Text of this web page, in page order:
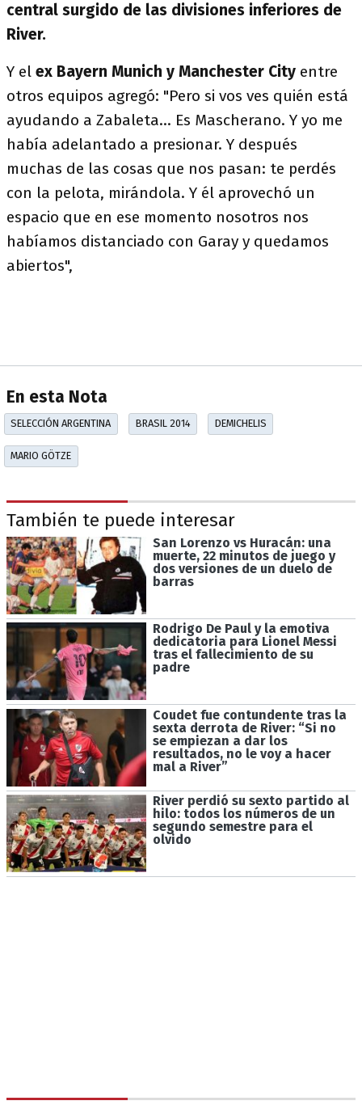
central surgido de las divisiones inferiores de
River.
Y el ex Bayern Munich y Manchester City entre
otros equipos agregó: "Pero si vos ves quién está
ayudando a Zabaleta... Es Mascherano. Y yo me
había adelantado a presionar. Y después
muchas de las cosas que nos pasan: te perdés
con la pelota, mirándola. Y él aprovechó un
espacio que en ese momento nosotros nos
habíamos distanciado con Garay y quedamos
abiertos",
En esta Nota
SELECCIÓN ARGENTINA BRASIL 2014 DEMICHELIS
MARIO GÖTZE
También te puede interesar
San Lorenzo vs Huracán: una
muerte, 22 minutos de juego y
dos versiones de un duelo de
barras
Rodrigo De Paul y la emotiva
dedicatoria para Lionel Messi
tras el fallecimiento de su
padre
Coudet fue contundente tras la
sexta derrota de River: “Si no
se empiezan a dar los
resultados, no le voy a hacer
mal a River”
River perdió su sexto partido al
hilo: todos los números de un
segundo semestre para el
olvido